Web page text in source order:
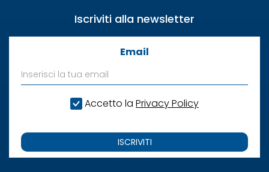
Iscriviti alla newsletter
Email
Accetto la Privacy Policy
ISCRIVITI